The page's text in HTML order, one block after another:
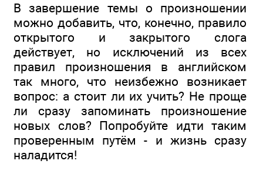
В завершение темы о произношении
можно добавить, что, конечно, правило
открытого и закрытого слога
действует, но исключений из всех
правил произношения в английском
так много, что неизбежно возникает
вопрос: а стоит ли их учить? Не проще
ли сразу запоминать произношение
новых слов? Попробуйте идти таким
проверенным путём - и жизнь сразу
наладится!